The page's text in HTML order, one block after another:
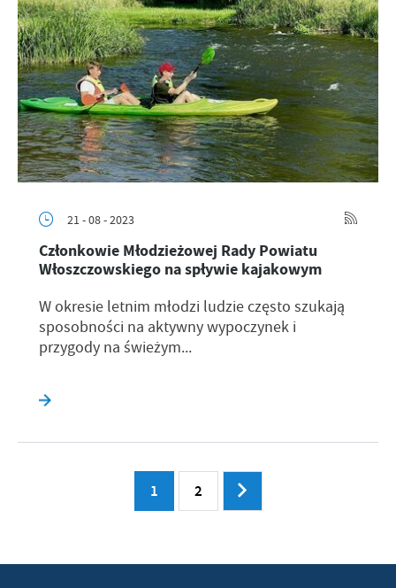
21 - 08 - 2023
Członkowie Młodzieżowej Rady Powiatu
Włoszczowskiego na spływie kajakowym
W okresie letnim młodzi ludzie często szukają
sposobności na aktywny wypoczynek i
przygody na świeżym...
1 2